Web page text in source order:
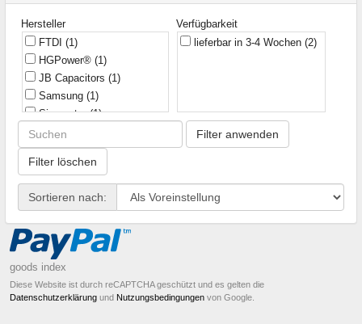
Hersteller
FTDI (1)
HGPower® (1)
JB Capacitors (1)
Samsung (1)
Sinometer(1)
Verfügbarkeit
lieferbar in 3-4 Wochen (2)
Filter anwenden
Filter löschen
Sortieren nach:
goods index
Diese Website ist durch reCAPTCHA geschützt und es gelten die
Datenschutzerklärung und Nutzungsbedingungen von Google.